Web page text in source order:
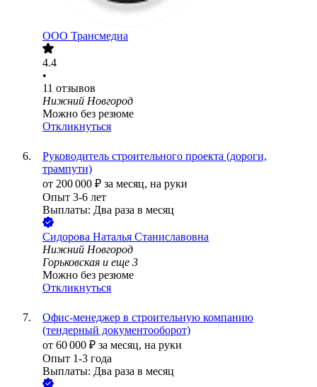
ООО Трансмедиа
4.4
•
11 отзывов
Нижний Новгород
Можно без резюме
Откликнуться
Руководитель строительного проекта (дороги,
трампути)
от 200 000 ₽ за месяц, на руки
Опыт 3-6 лет
Выплаты: Два раза в месяц
Сидорова Наталья Станиславовна
Нижний Новгород
Горьковская и еще 3
Можно без резюме
Откликнуться
Офис-менеджер в строительную компанию
(тендерный документооборот)
от 60 000 ₽ за месяц, на руки
Опыт 1-3 года
Выплаты: Два раза в месяц